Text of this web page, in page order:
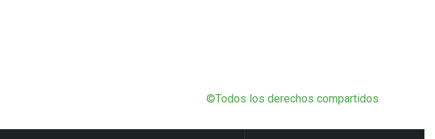
©Todos los derechos compartidos